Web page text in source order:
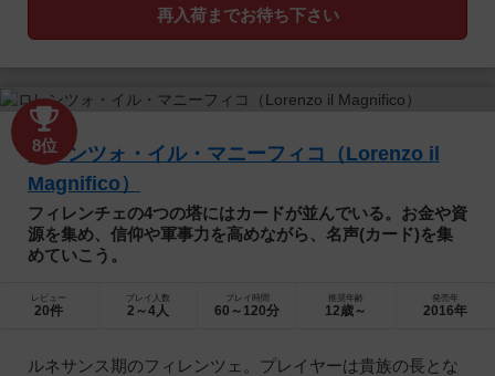
再入荷までお待ち下さい
8位
ロレンツォ・イル・マニーフィコ（Lorenzo il
Magnifico）
フィレンチェの4つの塔にはカードが並んでいる。お金や資
源を集め、信仰や軍事力を高めながら、名声(カード)を集
めていこう。
レビュー
20件
プレイ人数
2～4人
プレイ時間
60～120分
推奨年齢
12歳～
発売年
2016年
ルネサンス期のフィレンツェ。プレイヤーは貴族の長とな